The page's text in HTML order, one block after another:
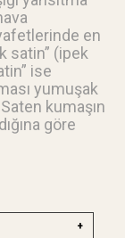
en
satin” (ipek
ise
yumuşak
kumaşın
göre